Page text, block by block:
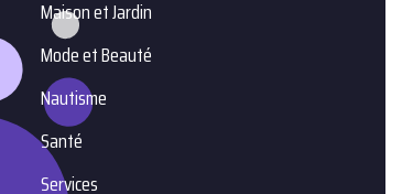
Maison et Jardin
Mode et Beauté
Nautisme
Santé
Services